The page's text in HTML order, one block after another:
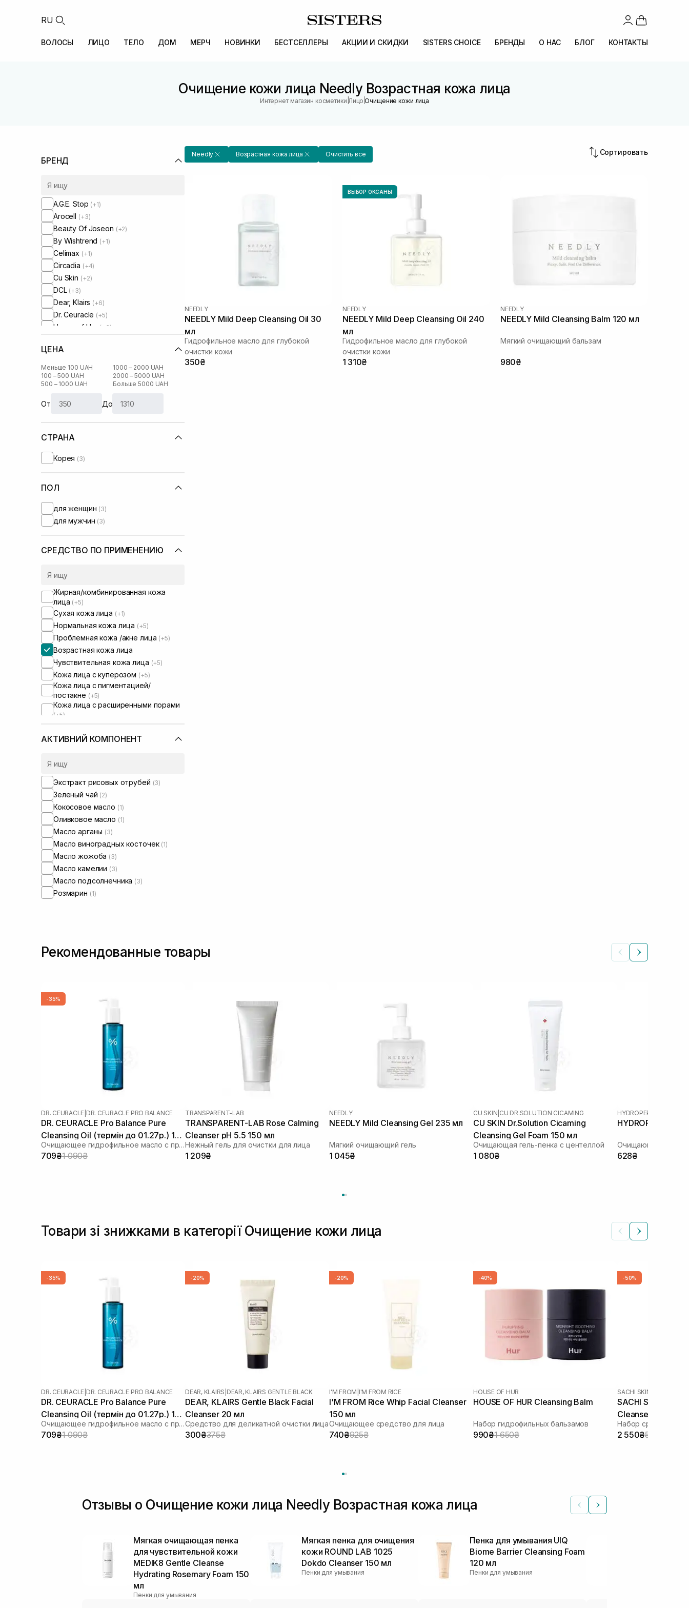
RU
ВОЛОСЫ ЛИЦО ТЕЛО ДОМ МЕРЧ НОВИНКИ БЕСТСЕЛЛЕРЫ АКЦИИ И СКИДКИ SISTERS CHOICE БРЕНДЫ О НАС БЛОГ КОНТАКТЫ
Очищение кожи лица Needly Возрастная кожа лица
Интернет магазин косметики Лицо |Очищение кожи лица
БРЕНД
A.G.E. Stop (+1)
Arocell (+3)
Beauty Of Joseon (+2)
By Wishtrend (+1)
Celimax (+1)
Circadia (+4)
Cu Skin (+2)
DCL (+3)
Dear, Klairs (+6)
Dr. Ceuracle (+5)
House of Hur (+3)
I'm From
IS Clinical(+2)
Image Skincare (+1)
Instytutum
Lalarecipe
Medicube
Medik8
Purito (+1)
Question and Answer(+2)
Real Barrier
Round Lab(+4)
Sachi Skin(+2)
Skin1004(+2)
Transparent-Lab(+5)
Usolab
ЦЕНА
Меньше 100 UAH
100 – 500 UAH
500 – 1000 UAH
1000 – 2000 UAH
2000 – 5000 UAH
Больше 5000 UAH
От До
СТРАНА
Корея (3)
ПОЛ
для женщин (3)
для мужчин (3)
СРЕДСТВО ПО ПРИМЕНЕНИЮ
Жирная/комбинированная кожа
лица (+5)
Сухая кожа лица (+1)
Нормальная кожа лица (+5)
Проблемная кожа /акне лица (+5)
Возрастная кожа лица
Чувствительная кожа лица (+5)
Кожа лица с куперозом (+5)
Кожа лица с пигментацией/
постакне (+5)
Кожа лица с расширенными порами
(+5)
Кожа лица с нарушенным
барьером(+3)
Кожа лица с нарушенным
АКТИВНИЙ КОМПОНЕНТ
Экстракт рисовых отрубей (3)
Зеленый чай (2)
Кокосовое масло (1)
Оливковое масло (1)
Масло арганы (3)
Масло виноградных косточек (1)
Масло жожоба (3)
Масло камелии (3)
Масло подсолнечника (3)
Розмарин (1)
Needly Возрастная кожа лица Очистить все Сортировать
NEEDLY
NEEDLY Mild Deep Cleansing Oil 30
мл
Гидрофильное масло для глубокой
очистки кожи
350₴
ВЫБОР ОКСАНЫ
NEEDLY
NEEDLY Mild Deep Cleansing Oil 240
мл
Гидрофильное масло для глубокой
очистки кожи
1 310₴
NEEDLY
NEEDLY Mild Cleansing Balm 120 мл
Мягкий очищающий бальзам
980₴
Рекомендованные товары
-35%
DR. CEURACLE DR. CEURACLE PRO BALANCE
DR. CEURACLE Pro Balance Pure
Cleansing Oil (термін до 01.27р.) 155
мл
Очищающее гидрофильное масло с пробиотиками
709₴1 090₴
TRANSPARENT-LAB
TRANSPARENT-LAB Rose Calming
Cleanser pH 5.5 150 мл
Нежный гель для очистки для лица
1 209₴
NEEDLY
NEEDLY Mild Cleansing Gel 235 мл
Мягкий очищающий гель
1 045₴
CU SKIN CU DR.SOLUTION CICAMING
CU SKIN Dr.Solution Cicaming
Cleansing Gel Foam 150 мл
Очищающая гель-пенка с центеллой
1 080₴
HYDROPEPTIDE
HYDROPEPTIDE
Очищающий гель
628₴
Товари зі знижками в категорії Очищение кожи лица
-35%
DR. CEURACLE DR. CEURACLE PRO BALANCE
DR. CEURACLE Pro Balance Pure
Cleansing Oil (термін до 01.27р.) 155
мл
Очищающее гидрофильное масло с пробиотиками
709₴1 090₴
-20%
DEAR, KLAIRS DEAR, KLAIRS GENTLE BLACK
DEAR, KLAIRS Gentle Black Facial
Cleanser 20 мл
Средство для деликатной очистки лица
300₴375₴
-20%
I'M FROM I'M FROM RICE
I'M FROM Rice Whip Facial Cleanser
150 мл
Очищающее средство для лица
740₴925₴
-40%
HOUSE OF HUR
HOUSE OF HUR Cleansing Balm
Набор гидрофильных бальзамов
990₴1 650₴
-50%
SACHI SKIN
SACHI SKIN
Cleanser 2 шт
2 550₴5 100₴
Отзывы о Очищение кожи лица Needly Возрастная кожа лица
Мягкая очищающая пенка
для чувствительной кожи
MEDIK8 Gentle Cleanse
Hydrating Rosemary Foam 150
мл
Пенки для умывания
Мягкая пенка для очищения
кожи ROUND LAB 1025
Dokdo Cleanser 150 мл
Пенки для умывания
Пенка для умывания UIQ
Biome Barrier Cleansing Foam
120 мл
Пенки для умывания